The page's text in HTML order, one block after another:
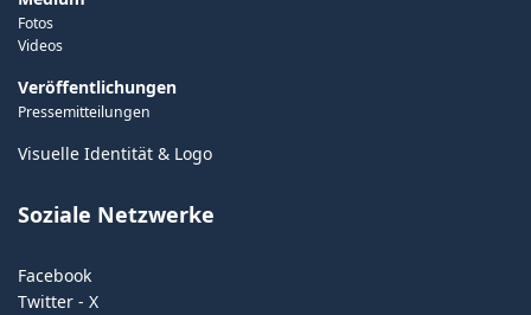
Fotos
Videos
Veröffentlichungen
Pressemitteilungen
Visuelle Identität & Logo
Soziale Netzwerke
Facebook
Twitter - X